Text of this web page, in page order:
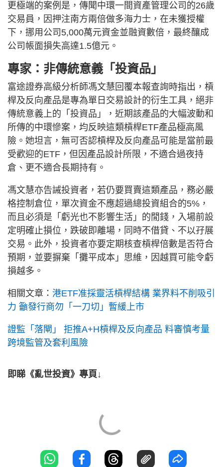
更極端的案例是，傳聞中環一間資產管理公司的26歲
交易員，因押注南方兩倍做多海力士，在未獲授權
下，挪用公司5,000萬元資金並融資數倍，最終釀成
公司帳面損失高達1.5億元。
專家：非傳統意義「投資品」
富途證券高級分析師馮文慧回覆本報查詢時指出，槓
桿及反向產品是專為單日交易設計的衍生工具，絕非
傳統意義上的「投資品」，近期該產品的大幅波動和
所傳的中環慘案，均反映這類槓桿ETF產品極高風
險。她坦言，無可否認槓桿及反向產品可能是當前最
受歡迎的ETF，但因產品設計所限，不適合過夜持
倉、更不適合長期持有。
馮文慧亦告誡投資者，若仍要買賣這類產品，務必嚴
格控制倉位，單次資金不應超過總投資組合的5%，
而且必須是「虧光也不影響生活」的閒錢，入場前設
定明確止損位，跌破即離場，同時不借貸、不以孖展
交易。此外，投資者亦要定期核查槓桿倍數是否符合
預期，並要摒棄「攤平成本」思維，因越買可能令虧
損越多。
相關文章： 港ETF准採靈活槓桿結構 業界料不削吸引
力 籲發行商勿「一刀切」暫緩上市
證監「落閘」 拒推A+H槓桿及反向產品 料審慎考量
跨境監管及套利風險
即睇《亂世投資》專頁↓